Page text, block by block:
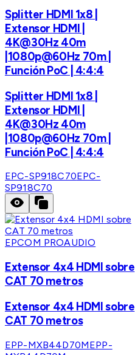
Splitter HDMI 1x8 |
Extensor HDMI |
4K@30Hz 40m
|1080p@60Hz 70m |
Función PoC | 4:4:4
Splitter HDMI 1x8 |
Extensor HDMI |
4K@30Hz 40m
|1080p@60Hz 70m |
Función PoC | 4:4:4
EPC-SP918C70EPC-
SP918C70
EPCOM PROAUDIO
Extensor 4x4 HDMI sobre
CAT 70 metros
Extensor 4x4 HDMI sobre
CAT 70 metros
EPP-MXB44D70MEPP-